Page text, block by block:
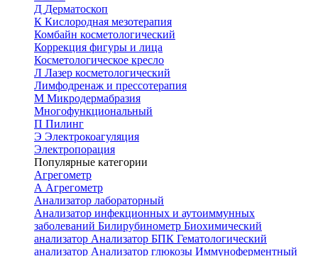
Д Дерматоскоп
К Кислородная мезотерапия
Комбайн косметологический
Коррекция фигуры и лица
Косметологическое кресло
Л Лазер косметологический
Лимфодренаж и прессотерапия
М Микродермабразия
Многофункциональный
П Пилинг
Э Электрокоагуляция
Электропорация
Популярные категории
Агрегометр
А Агрегометр
Анализатор лабораторный
Анализатор инфекционных и аутоиммунных
заболеваний Билирубинометр Биохимический
анализатор Анализатор БПК Гематологический
анализатор Анализатор глюкозы Иммуноферментный